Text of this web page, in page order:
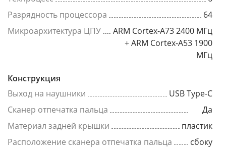
Разрядность процессора
64
Микроархитектура ЦПУ
ARM Cortex-A73 2400 МГц
+ ARM Cortex-A53 1900
МГц
Конструкция
Выход на наушники
USB Type-C
Сканер отпечатка пальца
Да
Материал задней крышки
пластик
Расположение сканера отпечатка пальца
сбоку